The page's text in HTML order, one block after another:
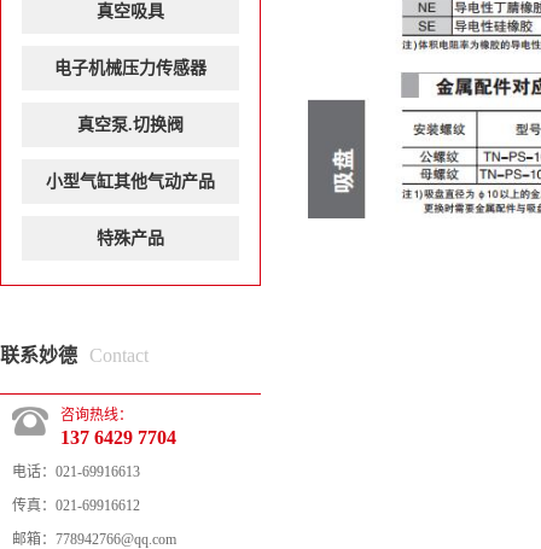
真空吸具
电子机械压力传感器
真空泵.切换阀
小型气缸其他气动产品
特殊产品
联系妙德 Contact
咨询热线：
137 6429 7704
电话： 021-69916613
传真： 021-69916612
邮箱： 778942766@qq.com